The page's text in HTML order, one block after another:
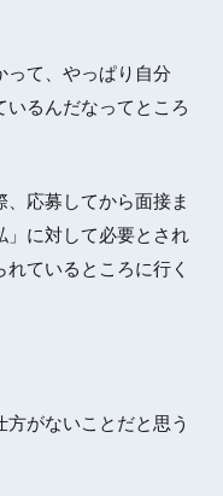
って、やっぱり自分
いるんだなってところ
応募してから面接ま
」に対して必要とされ
ているところに行く
がないことだと思う